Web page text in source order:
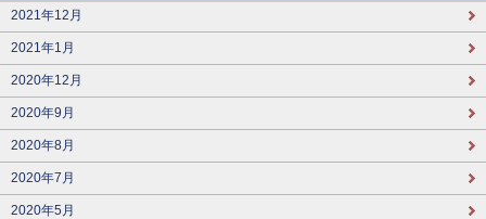
2021年12月
2021年1月
2020年12月
2020年9月
2020年8月
2020年7月
2020年5月